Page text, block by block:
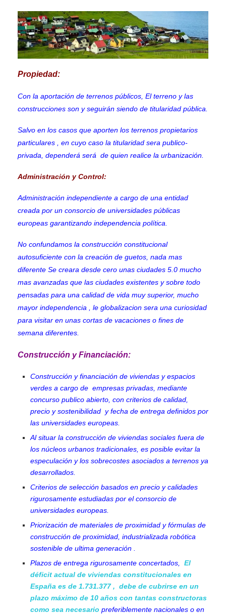
Propiedad:
Con la aportación de terrenos públicos, El terreno y las
construcciones son y seguirán siendo de titularidad pública.
Salvo en los casos que aporten los terrenos propietarios
particulares , en cuyo caso la titularidad sera publico-
privada, dependerá será de quien realice la urbanización.
Administración y Control:
Administración independiente a cargo de una entidad
creada por un consorcio de universidades públicas
europeas garantizando independencia política.
No confundamos la construcción constitucional
autosuficiente con la creación de guetos, nada mas
diferente Se creara desde cero unas ciudades 5.0 mucho
mas avanzadas que las ciudades existentes y sobre todo
pensadas para una calidad de vida muy superior, mucho
mayor independencia , le globalizacion sera una curiosidad
para visitar en unas cortas de vacaciones o fines de
semana diferentes.
Construcción y Financiación:
Construcción y financiación de viviendas y espacios
verdes a cargo de empresas privadas, mediante
concurso publico abierto, con criterios de calidad,
precio y sostenibilidad y fecha de entrega definidos por
las universidades europeas.
Al situar la construcción de viviendas sociales fuera de
los núcleos urbanos tradicionales, es posible evitar la
especulación y los sobrecostes asociados a terrenos ya
desarrollados.
Criterios de selección basados en precio y calidades
rigurosamente estudiadas por el consorcio de
universidades europeas.
Priorización de materiales de proximidad y fórmulas de
construcción de proximidad, industrializada robótica
sostenible de ultima generación .
Plazos de entrega rigurosamente concertados,
El
déficit actual de viviendas constitucionales en
España es de 1.731.377 , debe de cubrirse en un
plazo máximo de 10 años con tantas constructoras
como sea necesario preferiblemente nacionales o en